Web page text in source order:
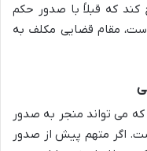
کند که قبلاً با صدور حکم
مقام قضایی مکلف به
می تواند منجر به صدور
اگر متهم پیش از صدور